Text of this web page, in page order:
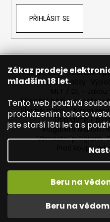
Zákaz prodeje
mladším 18 let.
Tento web používá
procházením tohoto
jste starší 18ti let a s
Beru na
Beru na
PŘIHLÁSIT SE
Reklamace Obchodní
Prodávané značky
Míchání bází a boosteru
Slovník pojmů Mapa
Dopravné /
ecigareta Marion
Věrnostní program
Proč koupit od
Copyright 2026
vyhrazena.